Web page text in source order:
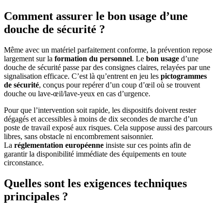
Comment assurer le bon usage d’une
douche de sécurité ?
Même avec un matériel parfaitement conforme, la prévention repose
largement sur la formation du personnel. Le bon usage d’une
douche de sécurité passe par des consignes claires, relayées par une
signalisation efficace. C’est là qu’entrent en jeu les pictogrammes
de sécurité, conçus pour repérer d’un coup d’œil où se trouvent
douche ou lave-œil/lave-yeux en cas d’urgence.
Pour que l’intervention soit rapide, les dispositifs doivent rester
dégagés et accessibles à moins de dix secondes de marche d’un
poste de travail exposé aux risques. Cela suppose aussi des parcours
libres, sans obstacle ni encombrement saisonnier.
La réglementation européenne insiste sur ces points afin de
garantir la disponibilité immédiate des équipements en toute
circonstance.
Quelles sont les exigences techniques
principales ?